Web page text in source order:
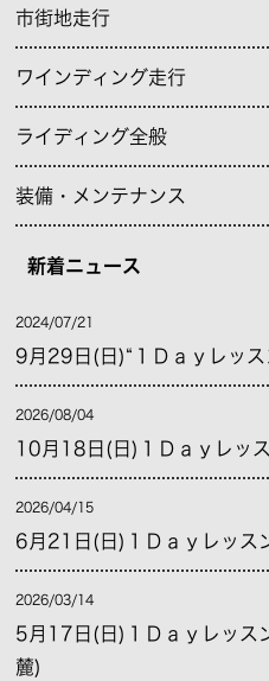
市街地走行
ワインディング走行
ライディング全般
装備・メンテナンス
新着ニュース
2024/07/21
9月29日(日)“１Ｄａｙレッス
2026/08/04
10月18日(日)１Ｄａｙレッ
2026/04/15
6月21日(日)１Ｄａｙレッス
2026/03/14
5月17日(日)１Ｄａｙレッス
麓)